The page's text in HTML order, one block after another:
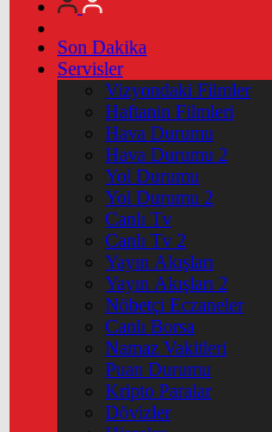
Son Dakika
Servisler
Vizyondaki Filmler
Haftanin Filmleri
Hava Durumu
Hava Durumu 2
Yol Durumu
Yol Durumu 2
Canlı Tv
Canlı Tv 2
Yayın Akışları
Yayın Akışları 2
Nöbetçi Eczaneler
Canlı Borsa
Namaz Vakitleri
Puan Durumu
Kripto Paralar
Dövizler